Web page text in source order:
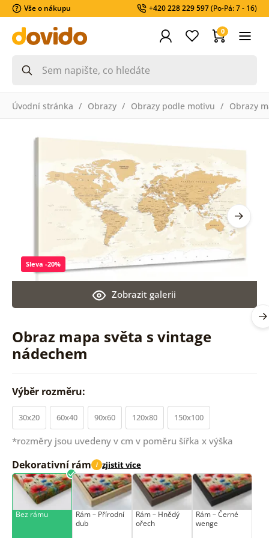
Vše o nákupu +420 228 229 597(Po-Pá: 7 - 16)
0
Úvodní stránka Obrazy Obrazy podle motivu Obrazy
Obraz mapa světa s vintage
nádechem
Zobrazit galerii
Sleva -20%
Výběr rozměru:
30x20 60x40 90x60 120x80 150x100
*rozměry jsou uvedeny v cm v poměru šířka x výška
Dekorativní rám i zjistit více
Bez rámu
Rám –⁠⁠⁠⁠⁠⁠ Přírodní
dub
Rám –⁠⁠⁠⁠⁠⁠ Hnědý
ořech
Rám –⁠⁠⁠⁠⁠⁠ Černé
wenge